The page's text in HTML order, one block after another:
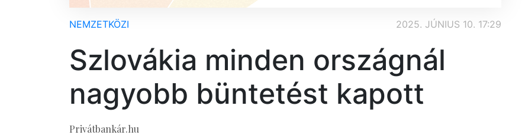
NEMZETKÖZI 2025. JÚNIUS 10. 17:29
Szlovákia minden országnál
nagyobb büntetést kapott
Privátbankár.hu